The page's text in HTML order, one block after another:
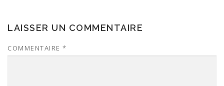
LAISSER UN COMMENTAIRE
COMMENTAIRE *